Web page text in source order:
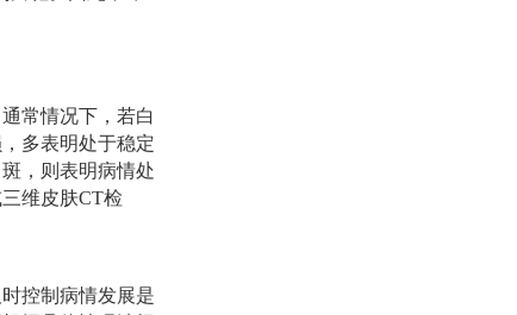
常情况下，若白
多表明处于稳定
，则表明病情处
维皮肤CT检
控制病情发展是